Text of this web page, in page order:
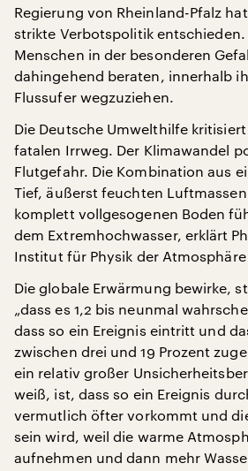
Regierung von Rheinland-Pfalz
strikte Verbotspolitik entschieden.
Menschen in der besonderen
dahingehend beraten, innerhalb
Flussufer wegzuziehen.
Die Deutsche Umwelthilfe
fatalen Irrweg. Der Klimawandel
Flutgefahr. Die Kombination aus
Tief, äußerst feuchten
komplett vollgesogenen Boden
dem Extremhochwasser, erklärt
Institut für Physik der Atmosphäre
Die globale Erwärmung bewirke,
„dass es 1,2 bis neunmal
dass so ein Ereignis eintritt und
zwischen drei und 19 Prozent
ein relativ großer
weiß, ist, dass so ein Ereignis
vermutlich öfter vorkommt und
sein wird, weil die warme
aufnehmen und dann mehr